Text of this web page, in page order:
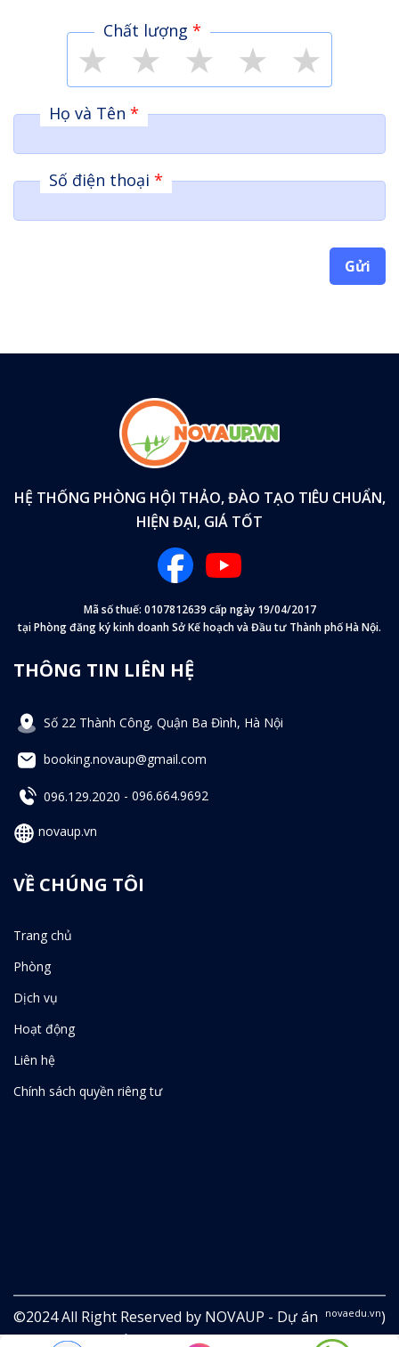
★
★
★
★
★
Chất lượng *
Họ và Tên *
Số điện thoại *
Gửi
HỆ THỐNG PHÒNG HỘI THẢO, ĐÀO TẠO TIÊU CHUẨN,
HIỆN ĐẠI, GIÁ TỐT
Mã số thuế: 0107812639 cấp ngày 19/04/2017
tại Phòng đăng ký kinh doanh Sở Kế hoạch và Đầu tư Thành phố Hà Nội.
THÔNG TIN LIÊN HỆ
Số 22 Thành Công, Quận Ba Đình, Hà Nội
booking.novaup@gmail.com
096.129.2020 - 096.664.9692
novaup.vn
VỀ CHÚNG TÔI
Trang chủ
Phòng
Dịch vụ
Hoạt động
Liên hệ
Chính sách quyền riêng tư
©2024 All Right Reserved by NOVAUP - Dự án
thuộc Công ty Cổ phần Công nghệ Giáo dục
novaedu.vn)